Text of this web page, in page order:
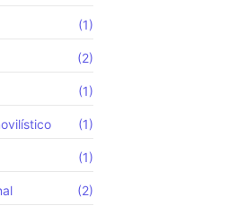
(1)
(2)
(1)
(1)
(1)
(2)